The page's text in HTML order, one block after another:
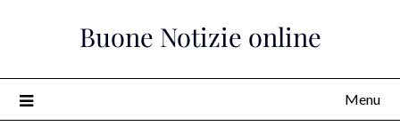
Buone Notizie online
Menu